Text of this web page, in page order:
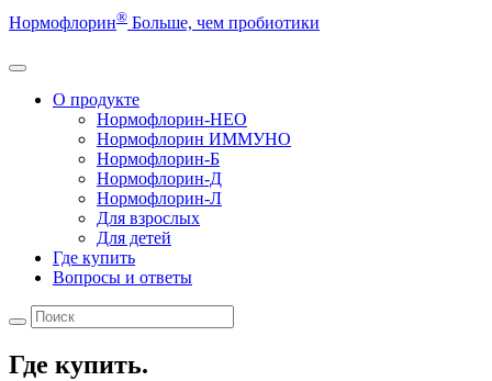
Нормофлорин® Больше, чем пробиотики
О продукте
Нормофлорин-НЕО
Нормофлорин ИММУНО
Нормофлорин-Б
Нормофлорин-Д
Нормофлорин-Л
Для взрослых
Для детей
Где купить
Вопросы и ответы
Где купить.